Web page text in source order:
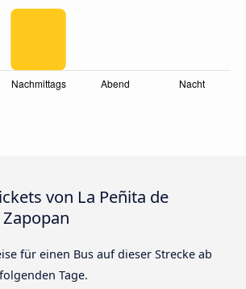
von La Peñita de
für einen Bus auf dieser Strecke ab
Tage.